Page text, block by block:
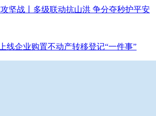
坚战丨多级联动抗山洪 争分夺秒护平安
线企业购置不动产转移登记“一件事”